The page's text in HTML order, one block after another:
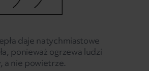
daje natychmiastowe
ponieważ ogrzewa ludzi
a nie powietrze.